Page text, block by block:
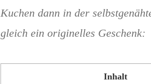
Kuchen dann in der
gleich ein originelles Geschenk:
Inhalt